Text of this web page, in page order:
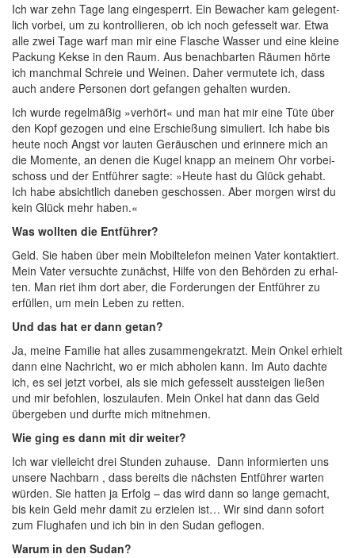
Ich war zehn Tage lang ein­ge­sperrt. Ein Bewa­cher kam gele­gent­
lich vor­bei, um zu kon­trol­lie­ren, ob ich noch gefes­selt war. Etwa
alle zwei Tage warf man mir eine Fla­sche Was­ser und eine klei­ne
Packung Kek­se in den Raum. Aus benach­bar­ten Räu­men hör­te
ich manch­mal Schreie und Wei­nen. Daher ver­mu­te­te ich, dass
auch ande­re Per­so­nen dort gefan­gen gehal­ten wurden.
Ich wur­de regel­mä­ßig »ver­hört« und man hat mir eine Tüte über
den Kopf gezo­gen und eine Erschie­ßung simu­liert. Ich habe bis
heu­te noch Angst vor lau­ten Geräu­schen und erin­ne­re mich an
die Momen­te, an denen die Kugel knapp an mei­nem Ohr vor­bei­
schoss und der Ent­füh­rer sag­te: »Heu­te hast du Glück gehabt.
Ich habe absicht­lich dane­ben geschos­sen. Aber mor­gen wirst du
kein Glück mehr haben.«
Was woll­ten die Entführer?
Geld. Sie haben über mein Mobil­te­le­fon mei­nen Vater kon­tak­tiert.
Mein Vater ver­such­te zunächst, Hil­fe von den Behör­den zu erhal­
ten. Man riet ihm dort aber, die For­de­run­gen der Ent­füh­rer zu
erfül­len, um mein Leben zu retten.
Und das hat er dann getan?
Ja, mei­ne Fami­lie hat alles zusam­men­ge­kratzt. Mein Onkel erhielt
dann eine Nach­richt, wo er mich abho­len kann. Im Auto dach­te
ich, es sei jetzt vor­bei, als sie mich gefes­selt aus­stei­gen lie­ßen
und mir befoh­len, los­zu­lau­fen. Mein Onkel hat dann das Geld
über­ge­ben und durf­te mich mitnehmen.
Wie ging es dann mit dir weiter?
Ich war viel­leicht drei Stun­den zuhau­se. Dann infor­mier­ten uns
unse­re Nach­barn , dass bereits die nächs­ten Ent­füh­rer war­ten
wür­den. Sie hat­ten ja Erfolg – das wird dann so lan­ge gemacht,
bis kein Geld mehr damit zu erzie­len ist… Wir sind dann sofort
zum Flug­ha­fen und ich bin in den Sudan geflogen.
War­um in den Sudan?